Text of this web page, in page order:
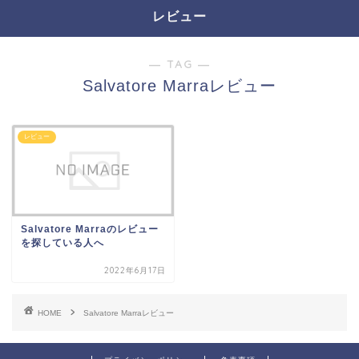
レビュー
― TAG ―
Salvatore Marraレビュー
レビュー
Salvatore Marraのレビュー
を探している人へ
2022年6月17日
HOME Salvatore Marraレビュー